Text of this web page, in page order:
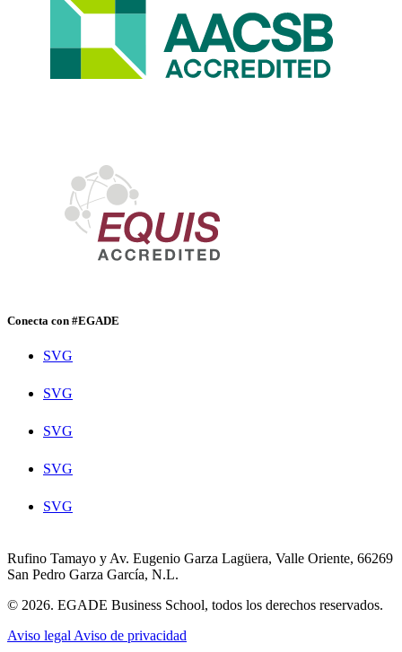
Conecta con #EGADE
SVG
SVG
SVG
SVG
SVG
Rufino Tamayo y Av. Eugenio Garza Lagüera, Valle Oriente, 66269
San Pedro Garza García, N.L.
© 2026. EGADE Business School, todos los derechos reservados.
Aviso legalAviso de privacidad